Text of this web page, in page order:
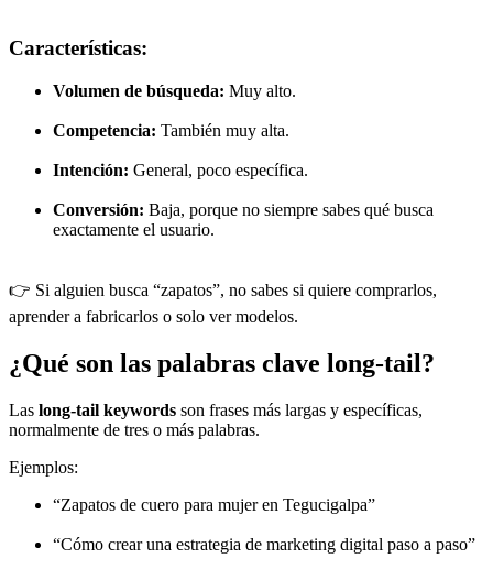
Características:
Volumen de búsqueda: Muy alto.
Competencia: También muy alta.
Intención: General, poco específica.
Conversión: Baja, porque no siempre sabes qué busca
exactamente el usuario.
👉 Si alguien busca “zapatos”, no sabes si quiere comprarlos,
aprender a fabricarlos o solo ver modelos.
¿Qué son las palabras clave long-tail?
Las long-tail keywords son frases más largas y específicas,
normalmente de tres o más palabras.
Ejemplos:
“Zapatos de cuero para mujer en Tegucigalpa”
“Cómo crear una estrategia de marketing digital paso a paso”